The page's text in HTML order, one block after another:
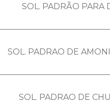
SOL. PADRÃO
SOL. PADRAO DE
SOL. PADRAO DE